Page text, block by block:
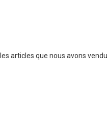
articles que nous avons vendu